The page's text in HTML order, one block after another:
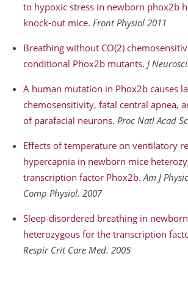
to hypoxic stress in newborn phox2b
knock-out mice. Front Physiol 2011
Breathing without CO(2)
conditional Phox2b mutants. J
A human mutation in Phox2b causes
chemosensitivity, fatal central apnea,
of parafacial neurons. Proc Natl Acad
Effects of temperature on ventilatory
hypercapnia in newborn mice
transcription factor Phox2b. Am J
Comp Physiol. 2007
Sleep-disordered breathing in
heterozygous for the transcription
Respir Crit Care Med. 2005